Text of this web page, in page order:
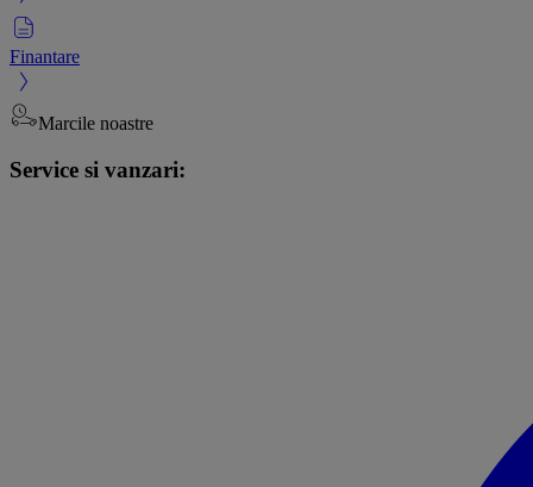
Finantare
Marcile noastre
Service si vanzari: